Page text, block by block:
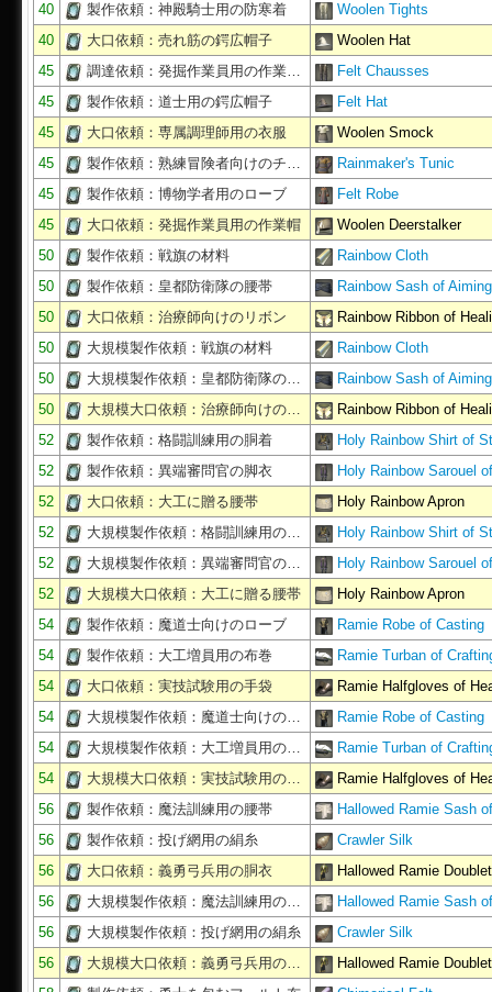
40
製作依頼：神殿騎士用の防寒着
Woolen Tights
40
大口依頼：売れ筋の鍔広帽子
Woolen Hat
45
調達依頼：発掘作業員用の作業…
Felt Chausses
45
製作依頼：道士用の鍔広帽子
Felt Hat
45
大口依頼：専属調理師用の衣服
Woolen Smock
45
製作依頼：熟練冒険者向けのチ…
Rainmaker's Tunic
45
製作依頼：博物学者用のローブ
Felt Robe
45
大口依頼：発掘作業員用の作業帽
Woolen Deerstalker
50
製作依頼：戦旗の材料
Rainbow Cloth
50
製作依頼：皇都防衛隊の腰帯
Rainbow Sash of Aiming
50
大口依頼：治療師向けのリボン
Rainbow Ribbon of
50
大規模製作依頼：戦旗の材料
Rainbow Cloth
50
大規模製作依頼：皇都防衛隊の…
Rainbow Sash of Aiming
50
大規模大口依頼：治療師向けの…
Rainbow Ribbon of
52
製作依頼：格闘訓練用の胴着
Holy Rainbow Shirt of
52
製作依頼：異端審問官の脚衣
Holy Rainbow Sarouel
52
大口依頼：大工に贈る腰帯
Holy Rainbow Apron
52
大規模製作依頼：格闘訓練用の…
Holy Rainbow Shirt of
52
大規模製作依頼：異端審問官の…
Holy Rainbow Sarouel
52
大規模大口依頼：大工に贈る腰帯
Holy Rainbow Apron
54
製作依頼：魔道士向けのローブ
Ramie Robe of Casting
54
製作依頼：大工増員用の布巻
Ramie Turban of
54
大口依頼：実技試験用の手袋
Ramie Halfgloves of
54
大規模製作依頼：魔道士向けの…
Ramie Robe of Casting
54
大規模製作依頼：大工増員用の…
Ramie Turban of
54
大規模大口依頼：実技試験用の…
Ramie Halfgloves of
56
製作依頼：魔法訓練用の腰帯
Hallowed Ramie Sash
56
製作依頼：投げ網用の絹糸
Crawler Silk
56
大口依頼：義勇弓兵用の胴衣
Hallowed Ramie
56
大規模製作依頼：魔法訓練用の…
Hallowed Ramie Sash
56
大規模製作依頼：投げ網用の絹糸
Crawler Silk
56
大規模大口依頼：義勇弓兵用の…
Hallowed Ramie